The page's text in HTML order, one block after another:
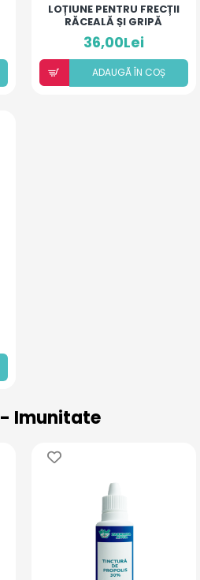
LOȚIUNE PENTRU FRECȚII
RĂCEALĂ ȘI GRIPĂ
36,00Lei
ADAUGÃ ÎN COȘ
- Imunitate